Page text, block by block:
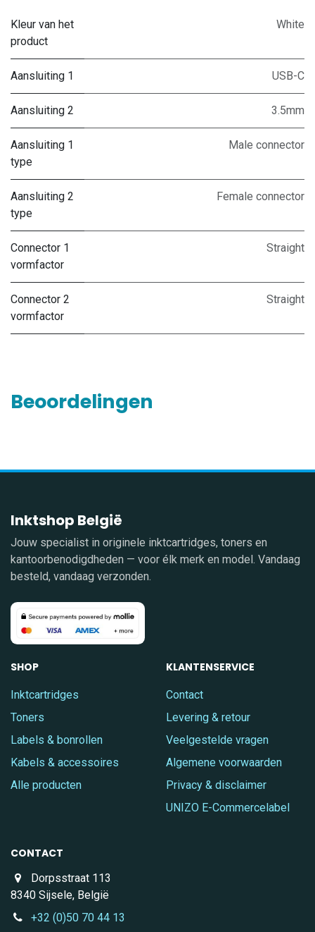
Kleur van het
product
White
Aansluiting 1 USB-C
Aansluiting 2 3.5mm
Aansluiting 1
type
Male connector
Aansluiting 2
type
Female connector
Connector 1
vormfactor
Straight
Connector 2
vormfactor
Straight
Beoordelingen
Inktshop België
Jouw specialist in originele inktcartridges, toners en
kantoorbenodigdheden — voor élk merk en model. Vandaag
besteld, vandaag verzonden.
SHOP
Inktcartridges
Toners
Labels & bonrollen
Kabels & accessoires
Alle producten
KLANTENSERVICE
Contact
Levering & retour
Veelgestelde vragen
Algemene voorwaarden
Privacy & disclaimer
UNIZO E-Commercelabel
CONTACT
Dorpsstraat 113
8340 Sijsele, België
+32 (0)50 70 44 13